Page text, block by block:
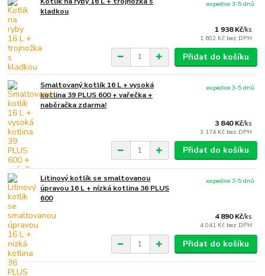
kladkou
1 938 Kč/ks
1 602 Kč bez DPH
expedice 3-5 dnů
Přidat do košíku
Smaltovaný kotlík 16 L + vysoká
kotlina 39 PLUS 600 + vařečka +
naběračka zdarma!
3 840 Kč/ks
3 174 Kč bez DPH
expedice 3-5 dnů
Přidat do košíku
Litinový kotlík se smaltovanou
úpravou 16 L + nízká kotlina 36 PLUS
600
4 890 Kč/ks
4 041 Kč bez DPH
expedice 3-5 dnů
Přidat do košíku